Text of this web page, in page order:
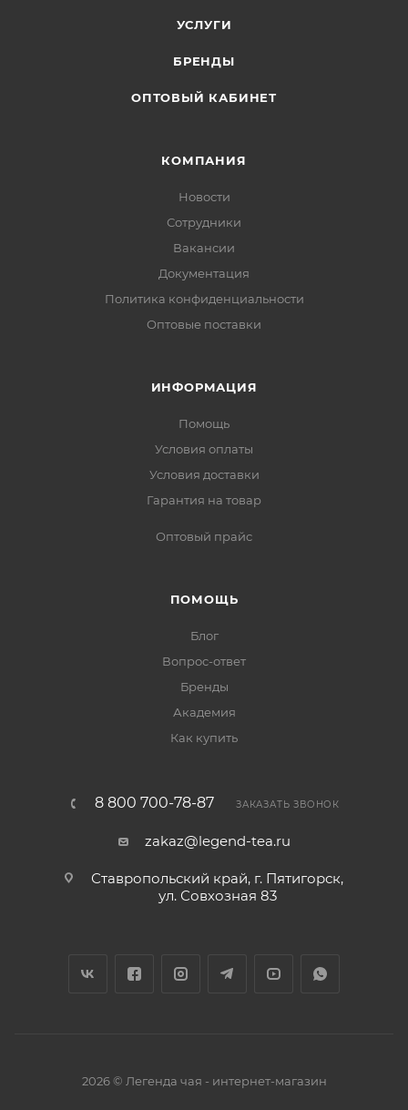
УСЛУГИ
БРЕНДЫ
ОПТОВЫЙ КАБИНЕТ
КОМПАНИЯ
Новости
Сотрудники
Вакансии
Документация
Политика конфиденциальности
Оптовые поставки
ИНФОРМАЦИЯ
Помощь
Условия оплаты
Условия доставки
Гарантия на товар
Оптовый прайс
ПОМОЩЬ
Блог
Вопрос-ответ
Бренды
Академия
Как купить
8 800 700-78-87 ЗАКАЗАТЬ ЗВОНОК
zakaz@legend-tea.ru
Ставропольский край, г. Пятигорск,
ул. Совхозная 83
2026 © Легенда чая - интернет-магазин